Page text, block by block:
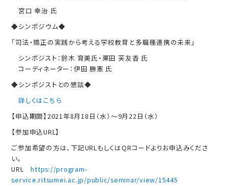
宮口 幸治 氏
◆シンポジウム◆
「司法・矯正の実践から考える学校教育と多職種連携の未来」
シンポジスト：鈴木 育美氏・栗田 芙友香 氏
コーディネーター：伊田 勝憲 氏
◆シンポジストとの懇談◆
詳しくはこちら
【申込期間】2021年8月18日（水）～9月22日（水）
【参加申込URL】
ご参加希望の方は、下記URLもしくはQRコードよりお申込みくださ
い。
URLhttps://program-
service.ritsumei.ac.jp/public/seminar/view/15445